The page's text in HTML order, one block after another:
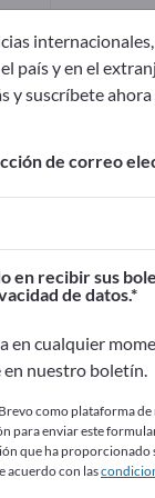
–
Fabricantes
de taller
en
– Productos
aquí
país y en el
y suscríbete
de correo
en recibir sus
de datos.
en cualquier
en nuestro boletín.
como plataforma de
para enviar este
que ha proporcionado
acuerdo con las